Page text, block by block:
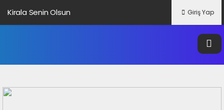
Kirala Senin Olsun
Google Trendleri Nedir?
Giriş Yap